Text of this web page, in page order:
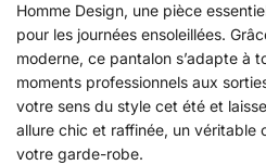
Homme Design, une pièce
pour les journées ensoleillées.
moderne, ce pantalon s’adapte à
moments professionnels aux
votre sens du style cet été et
allure chic et raffinée, un véritable
votre garde-robe.